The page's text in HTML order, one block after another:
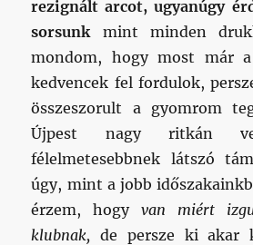
rezignált arcot, ugyanúgy
sorsunkmint minden
mondom, hogy most már
kedvencek fel fordulok,
összeszorult a gyomrom
Újpest nagy ritkán
félelmetesebbnek látszó
úgy, mint a jobb
érzem, hogyvan miért
klubnak,de persze ki akar